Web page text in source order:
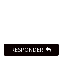
RESPONDER